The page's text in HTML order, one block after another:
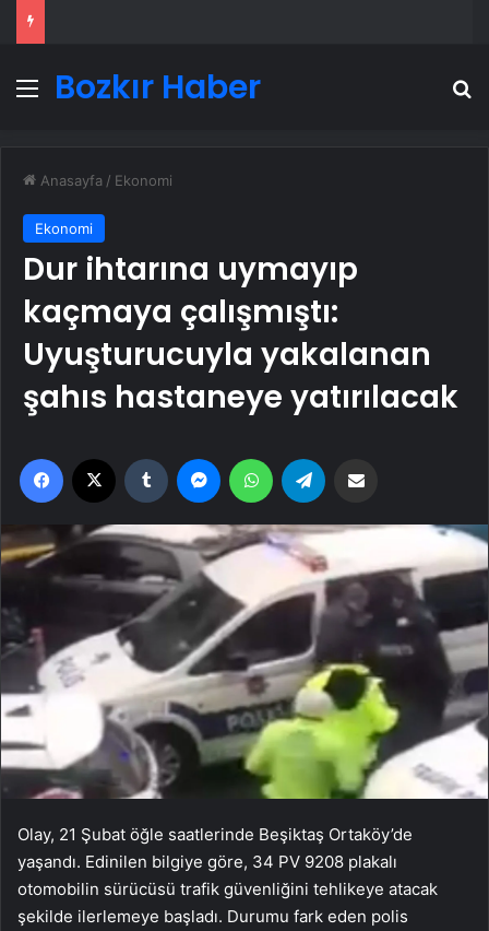
Menü
Bozkır Haber
Anasayfa / Ekonomi
Ekonomi
Dur ihtarına uymayıp
kaçmaya çalışmıştı:
Uyuşturucuyla yakalanan
şahıs hastaneye yatırılacak
Facebook Tumblr MessengerWhatsApp
Olay, 21 Şubat öğle saatlerinde Beşiktaş Ortaköy’de
yaşandı. Edinilen bilgiye göre, 34 PV 9208 plakalı
otomobilin sürücüsü trafik güvenliğini tehlikeye atacak
şekilde ilerlemeye başladı. Durumu fark eden polis